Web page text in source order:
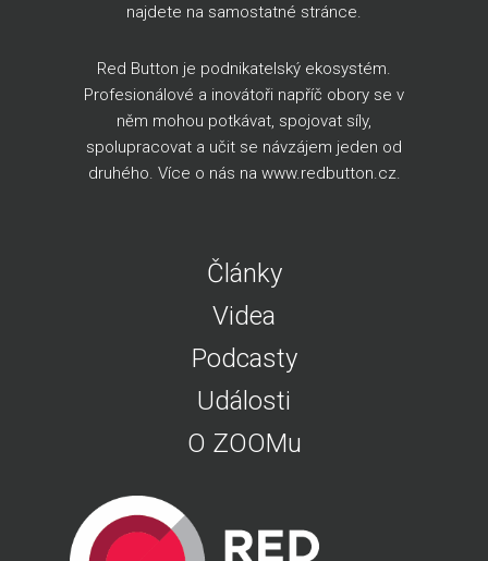
najdete na samostatné stránce.
Red Button je podnikatelský ekosystém.
Profesionálové a inovátoři napříč obory se v
něm mohou potkávat, spojovat síly,
spolupracovat a učit se návzájem jeden od
druhého. Více o nás na www.redbutton.cz.
Články
Videa
Podcasty
Události
O ZOOMu